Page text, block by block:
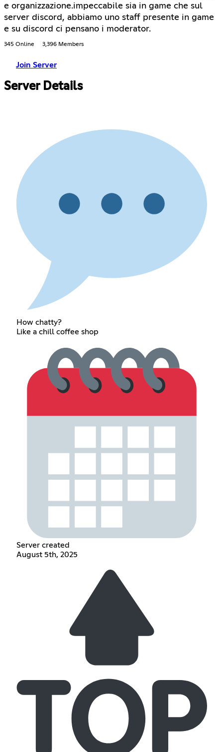
e organizzazione.impeccabile sia in game che sul
server discord, abbiamo uno staff presente in game
e su discord ci pensano i moderator.
345 Online 3,396 Members
Join Server
Server Details
How chatty?
Like a chill coffee shop
Server created
August 5th, 2025